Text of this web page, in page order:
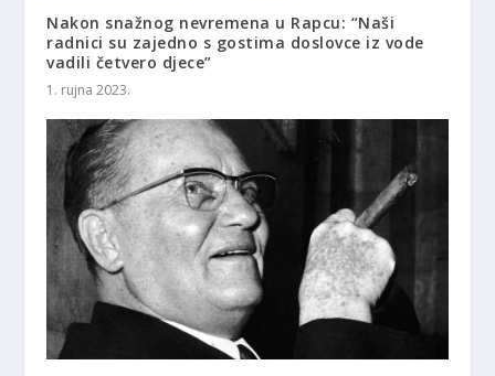
Nakon snažnog nevremena u Rapcu: “Naši
radnici su zajedno s gostima doslovce iz vode
vadili četvero djece”
1. rujna 2023.